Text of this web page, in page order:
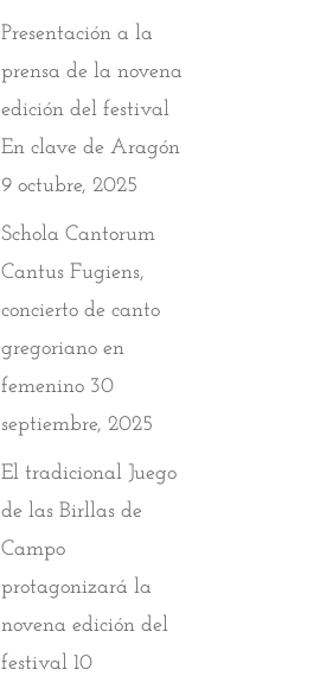
Presentación a la
prensa de la novena
edición del festival
En clave de Aragón
9 octubre, 2025
Schola Cantorum
Cantus Fugiens,
concierto de canto
gregoriano en
femenino 30
septiembre, 2025
El tradicional Juego
de las Birllas de
Campo
protagonizará la
novena edición del
festival 10